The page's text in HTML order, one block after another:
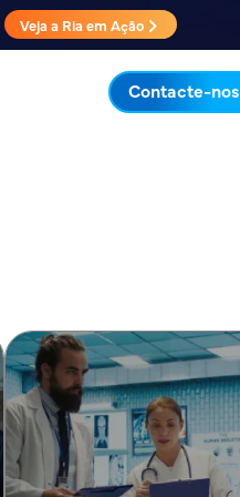
Veja a Ria em Ação
Contacte-nos